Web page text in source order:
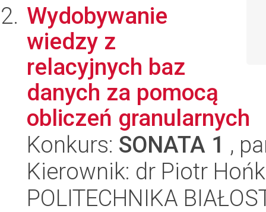
Wydobywanie
wiedzy z
relacyjnych baz
danych za pomocą
obliczeń granularnych
Konkurs: SONATA 1 ,
Kierownik: dr Piotr
POLITECHNIKA